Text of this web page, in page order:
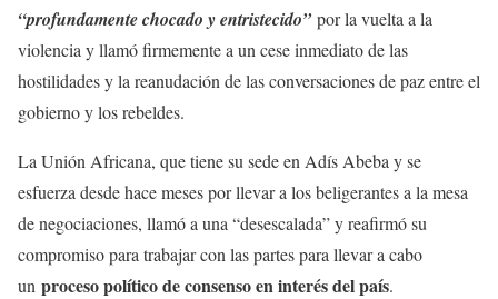
“profundamente chocado y entristecido”por la vuelta a la
violencia y llamó firmemente a un cese inmediato de las
hostilidades y la reanudación de las conversaciones de paz entre el
gobierno y los rebeldes.
La Unión Africana, que tiene su sede en Adís Abeba y se
esfuerza desde hace meses por llevar a los beligerantes a la mesa
de negociaciones, llamó a una “desescalada” y reafirmó su
compromiso para trabajar con las partes para llevar a cabo
un proceso político de consenso en interés del país.